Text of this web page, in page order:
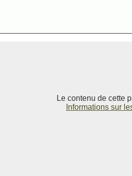
Le contenu de cette
Informations sur